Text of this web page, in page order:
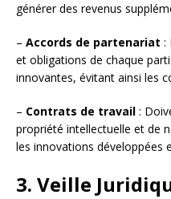
générer des revenus
– Accords de partenariat :
et obligations de chaque
innovantes, évitant ainsi les
– Contrats de travail :
propriété intellectuelle et de
les innovations développées
3. Veille